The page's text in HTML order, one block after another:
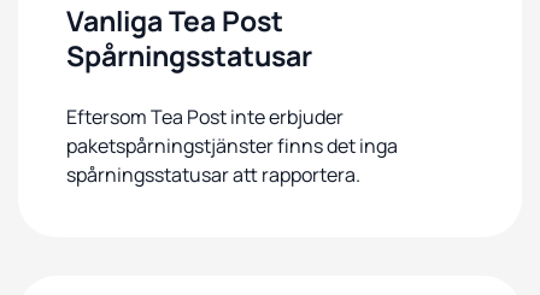
Vanliga Tea Post
Spårningsstatusar
Eftersom Tea Post inte erbjuder
paketspårningstjänster finns det inga
spårningsstatusar att rapportera.